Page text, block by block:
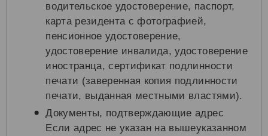
водительское удостоверение, паспорт,
карта резидента с фотографией,
пенсионное удостоверение,
удостоверение инвалида, удостоверение
иностранца, сертификат подлинности
печати (заверенная копия подлинности
печати, выданная местными властями).
Документы, подтверждающие адрес
Если адрес не указан на вышеуказанном